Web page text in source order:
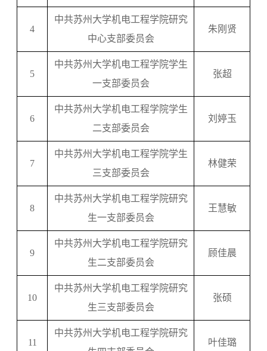
4
中共苏州大学机电工程学院研究
中心支部委员会
朱刚贤
5
中共苏州大学机电工程学院学生
一支部委员会
张超
6
中共苏州大学机电工程学院学生
二支部委员会
刘婷玉
7
中共苏州大学机电工程学院学生
三支部委员会
林健荣
8
中共苏州大学机电工程学院研究
生一支部委员会
王慧敏
9
中共苏州大学机电工程学院研究
生二支部委员会
顾佳晨
10
中共苏州大学机电工程学院研究
生三支部委员会
张硕
11
中共苏州大学机电工程学院研究
叶佳璐